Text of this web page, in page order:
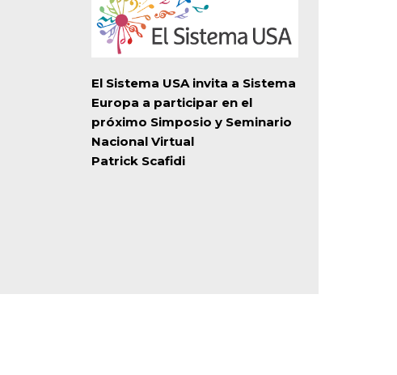
El Sistema USA invita a Sistema
Europa a participar en el
próximo Simposio y Seminario
Nacional Virtual
Patrick Scafidi